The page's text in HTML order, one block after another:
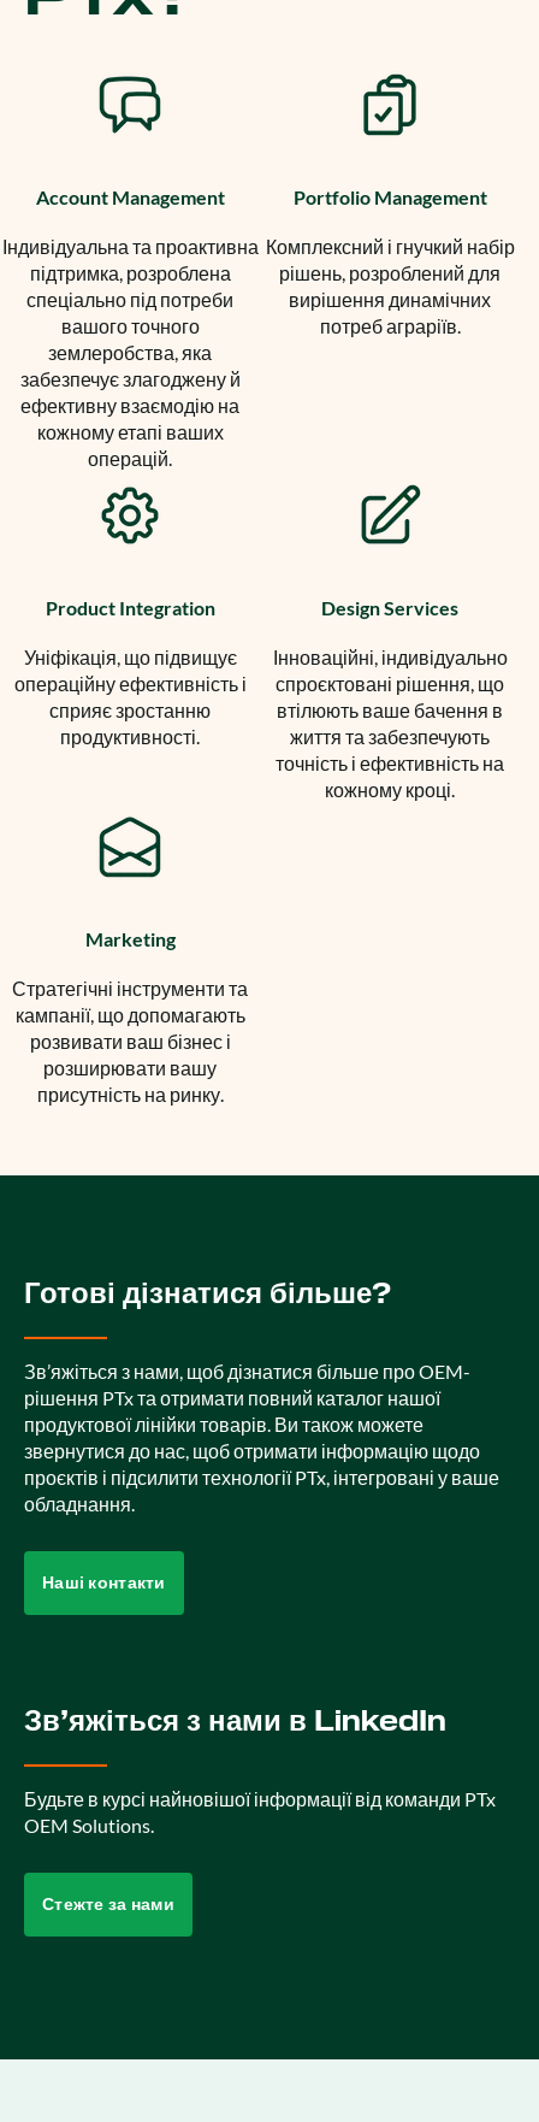
Account Management
Індивідуальна та проактивна
підтримка, розроблена
спеціально під потреби
вашого точного
землеробства, яка
забезпечує злагоджену й
ефективну взаємодію на
кожному етапі ваших
операцій.
Portfolio Management
Комплексний і гнучкий набір
рішень, розроблений для
вирішення динамічних
потреб аграріїв.
Product Integration
Уніфікація, що підвищує
операційну ефективність і
сприяє зростанню
продуктивності.
Design Services
Інноваційні, індивідуально
спроєктовані рішення, що
втілюють ваше бачення в
життя та забезпечують
точність і ефективність на
кожному кроці.
Marketing
Стратегічні інструменти та
кампанії, що допомагають
розвивати ваш бізнес і
розширювати вашу
присутність на ринку.
Готові дізнатися більше?
Зв’яжіться з нами, щоб дізнатися більше про OEM-
рішення PTx та отримати повний каталог нашої
продуктової лінійки товарів. Ви також можете
звернутися до нас, щоб отримати інформацію щодо
проєктів і підсилити технології PTx, інтегровані у ваше
обладнання.
Наші контакти
Зв’яжіться з нами в LinkedIn
Будьте в курсі найновішої інформації від команди PTx
OEM Solutions.
Стежте за нами